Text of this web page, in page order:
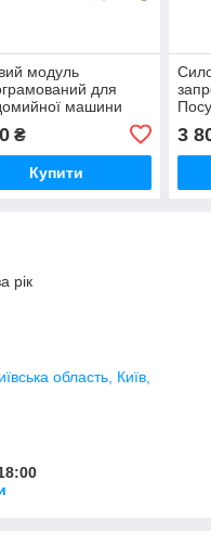
модуль
для
машини
₴
Купити
3
рік
область, Київ,